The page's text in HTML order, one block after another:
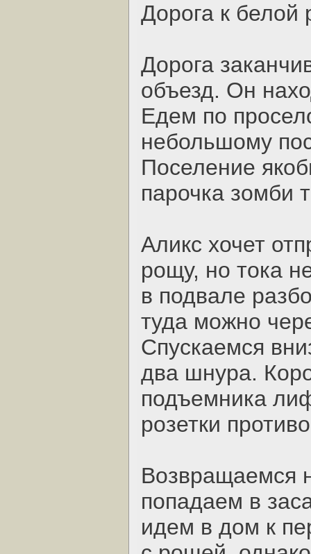
Дорога к
Дорога
объезд. Он
Едем по
небольшому
Поселение
парочка зомби
Аликс хочет
рощу, но тока
в подвале
туда можно
Спускаемся
два шнура.
подъемника
розетки
Возвращаемся
попадаем в
идем в дом к